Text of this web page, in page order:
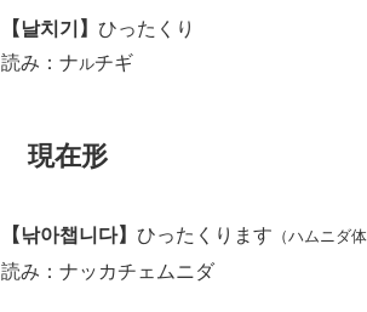
【날치기】 ひったくり
読み：ナ ルチギ
現在形
【낚아챕니다】 ひったくります （ハムニダ体
読み：ナッカチェムニダ